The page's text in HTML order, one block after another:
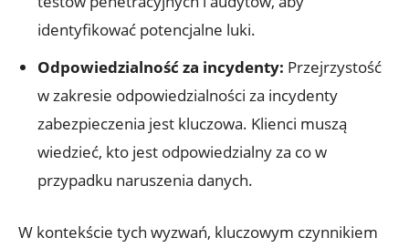
identyfikować potencjalne luki.
Odpowiedzialność ⁢za incydenty: Przejrzystość
⁤w zakresie odpowiedzialności za incydenty
zabezpieczenia jest kluczowa. Klienci muszą
wiedzieć, kto jest‍ odpowiedzialny za co w
przypadku naruszenia danych.
W kontekście tych wyzwań, kluczowym czynnikiem